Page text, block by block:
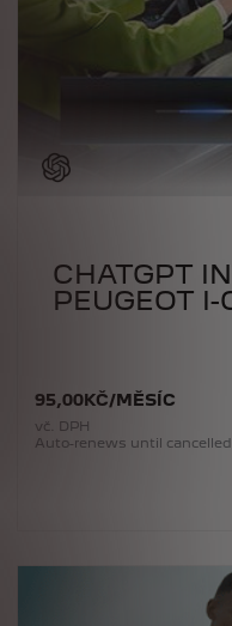
CHATGPT
PEUGEOT I-
95,00KČ/MĚSÍC
vč. DPH
Auto-renews until cancelled